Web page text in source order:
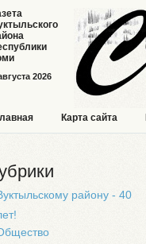
2026
Карта сайта
району - 40